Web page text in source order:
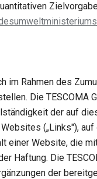
im Rahmen des
Die TESCOMA
der auf
(„Links"),
einer Website, die
Haftung. Die
der